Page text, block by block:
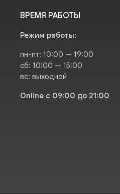
ВРЕМЯ РАБОТЫ
Режим работы:
пн-пт: 10:00 — 19:00
сб: 10:00 — 15:00
вс: выходной
Online с 09:00 до 21:00